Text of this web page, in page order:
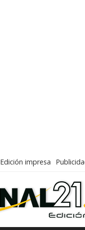
Edición impresa